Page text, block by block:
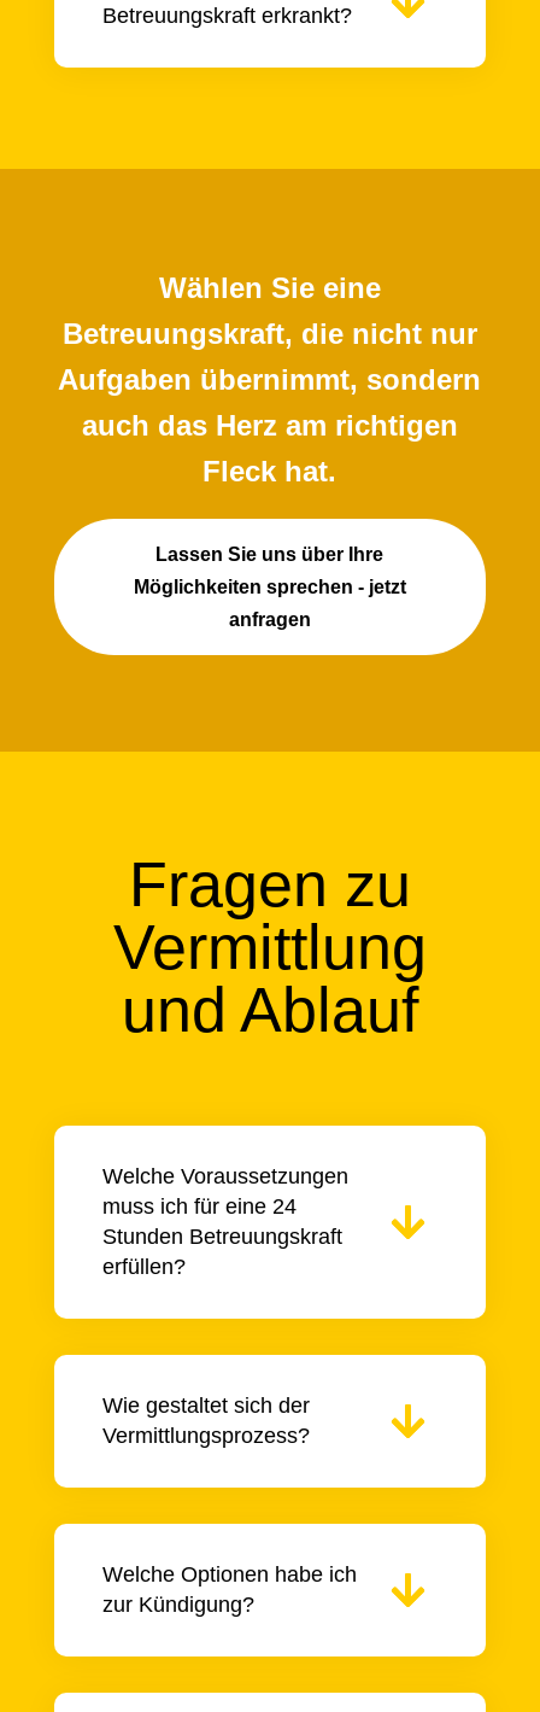
Betreuungskraft erkrankt?
Wählen Sie eine
Betreuungskraft, die nicht nur
Aufgaben übernimmt, sondern
auch das Herz am richtigen
Fleck hat.
Lassen Sie uns über Ihre
Möglichkeiten sprechen - jetzt
anfragen
Fragen zu
Vermittlung
und Ablauf
Welche Voraussetzungen
muss ich für eine 24
Stunden Betreuungskraft
erfüllen?
Wie gestaltet sich der
Vermittlungsprozess?
Welche Optionen habe ich
zur Kündigung?